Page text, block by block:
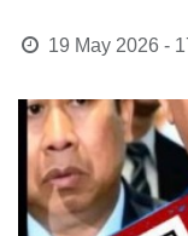
19 May 2026 -